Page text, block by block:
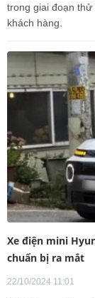
trong giai đoạn
khách hàng.
Xe điện mini
chuẩn bị ra mắt
22/10/2024 11:01